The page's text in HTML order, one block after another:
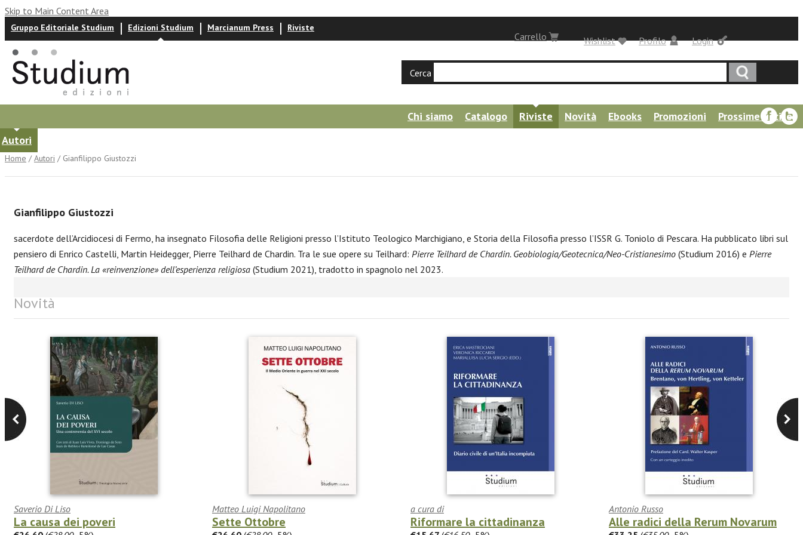
Skip to Main Content Area
Login
Carrello
Gruppo Editoriale Studium Edizioni Studium Marcianum Press Riviste
Profilo
Wishlist
Cerca
Chi siamo Catalogo Riviste Novità Ebooks Promozioni
Prossime uscite
Autori
Home /Autori / Gianfilippo Giustozzi
Gianfilippo Giustozzi
sacerdote dell’Arcidiocesi di Fermo, ha insegnato Filosofia delle Religioni presso l’Istituto Teologico Marchigiano, e Storia della Filosofia presso l’ISSR G. Toniolo di Pescara. Ha pubblicato libri sul
pensiero di Enrico Castelli, Martin Heidegger, Pierre Teilhard de Chardin. Tra le sue opere su Teilhard: Pierre Teilhard de Chardin. Geobiologia/Geotecnica/Neo-Cristianesimo (Studium 2016) e Pierre
Teilhard de Chardin. La «reinvenzione» dell’esperienza religiosa (Studium 2021), tradotto in spagnolo nel 2023.
Novità
Saverio Di Liso
La causa dei poveri
Matteo Luigi Napolitano
Sette Ottobre
a cura di
Riformare la cittadinanza
Antonio Russo
Alle radici della Rerum Novarum